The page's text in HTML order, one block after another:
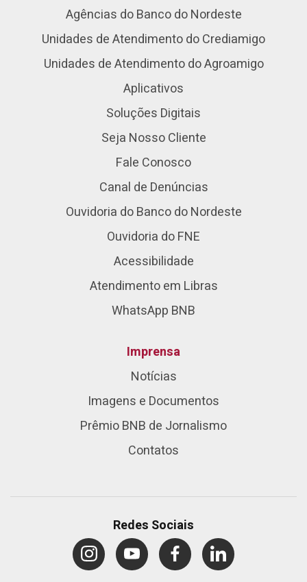
Agências do Banco do Nordeste
Unidades de Atendimento do Crediamigo
Unidades de Atendimento do Agroamigo
Aplicativos
Soluções Digitais
Seja Nosso Cliente
Fale Conosco
Canal de Denúncias
Ouvidoria do Banco do Nordeste
Ouvidoria do FNE
Acessibilidade
Atendimento em Libras
WhatsApp BNB
Imprensa
Notícias
Imagens e Documentos
Prêmio BNB de Jornalismo
Contatos
Redes Sociais